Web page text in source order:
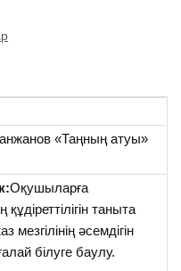
«Таңның атуы»
Оқушыларға
құдіреттілігін таныта
мезгілінің әсемдігін
білуге баулу.